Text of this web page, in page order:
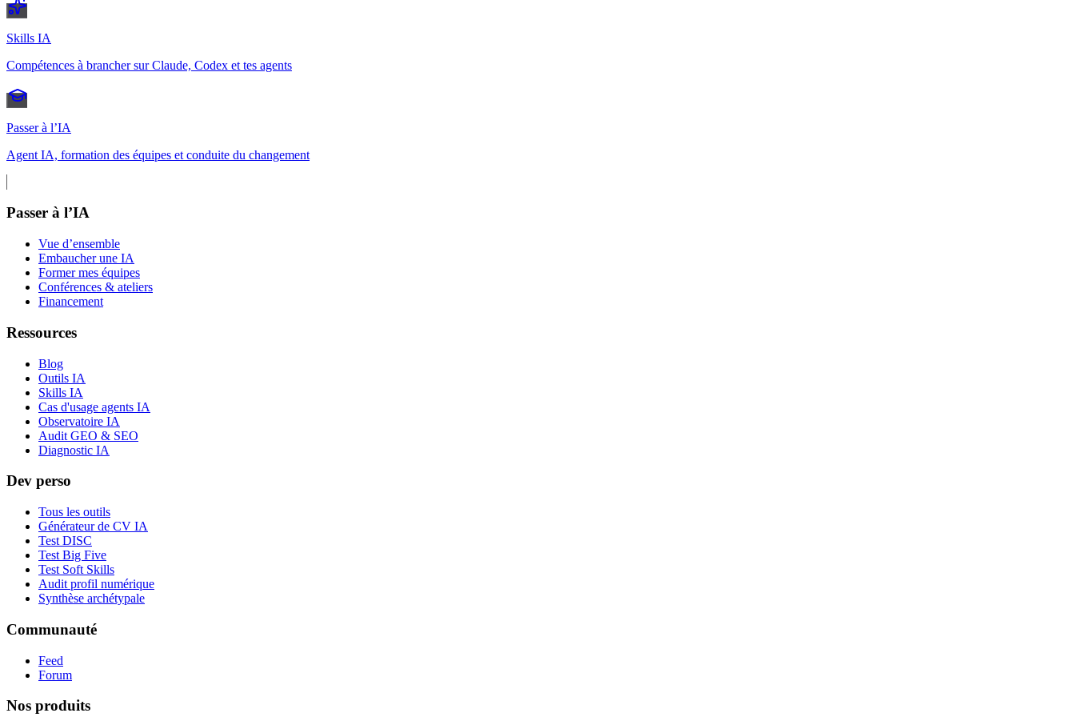
Skills IA
Compétences à brancher sur Claude, Codex et tes agents
Passer à l’IA
Agent IA, formation des équipes et conduite du changement
Passer à l’IA
Vue d’ensemble
Embaucher une IA
Former mes équipes
Conférences & ateliers
Financement
Ressources
Blog
Outils IA
Skills IA
Cas d'usage agents IA
Observatoire IA
Audit GEO & SEO
Diagnostic IA
Dev perso
Tous les outils
Générateur de CV IA
Test DISC
Test Big Five
Test Soft Skills
Audit profil numérique
Synthèse archétypale
Communauté
Feed
Forum
Nos produits